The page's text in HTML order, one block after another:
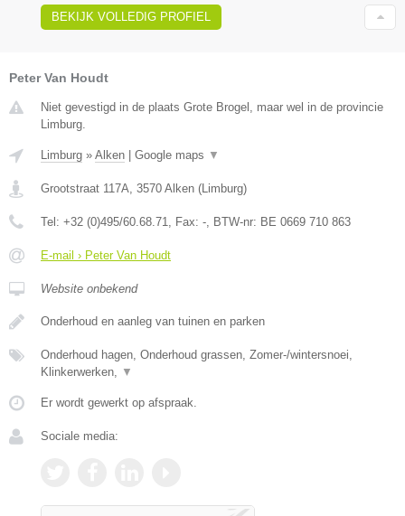
BEKIJK VOLLEDIG PROFIEL
Peter Van Houdt
Niet gevestigd in de plaats Grote Brogel, maar wel in de provincie
Limburg.
Limburg » Alken Google maps ▼
Grootstraat 117A 3570 Alken ( Limburg)
Tel: +32 (0)495/60.68.71 , Fax: - , BTW-nr: BE 0669 710 863
E-mail › Peter Van Houdt
Website onbekend
Onderhoud en aanleg van tuinen en parken
Onderhoud hagen, Onderhoud grassen, Zomer-/wintersnoei,
Klinkerwerken,
▼
Er wordt gewerkt op afspraak.
Sociale media: